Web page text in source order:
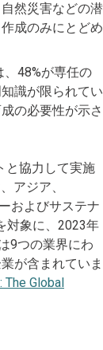
然災害などの潜
成のみにとどめ
48%が専任の
識が限られてい
の必要性が示さ
と協力して実施
アジア、
およびサステナ
対象に、2023年
9つの業界にわ
が含まれていま
The Global